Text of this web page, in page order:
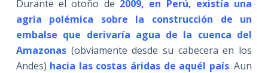
Durante el otoño de 2009, en Perú, existía una
agria polémica sobre la construcción de un
embalse que derivaría agua de la cuenca del
Amazonas (obviamente desde su cabecera en los
Andes) hacia las costas áridas de aquél país. Aun